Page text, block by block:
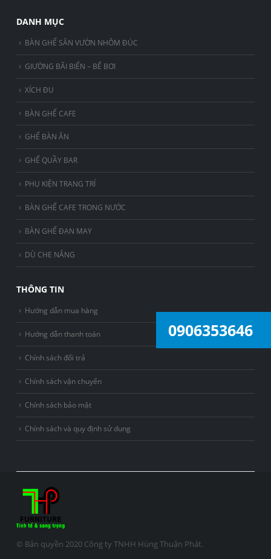
DANH MỤC
BÀN GHẾ SÂN VƯỜN NHÔM ĐÚC
GIƯỜNG BÃI BIỂN – BỂ BƠI
XÍCH ĐU
BÀN GHẾ CAFE
GHẾ BÀN ĂN
GHẾ QUẦY BAR
PHỤ KIỆN TRANG TRÍ
BÀN GHẾ CAFE TRONG NƯỚC
BÀN GHẾ ĐAN MAY
DÙ CHE NẮNG
THÔNG TIN
Hướng dẫn mua hàng
Hướng dẫn thanh toán
Chính sách đổi trả
Chính sách vận chuyển
Chính sách bảo mật
Chính sách và quy định sử dụng
© Bản quyền 2020 Công ty TNHH Hùng Thuận Phát.
0906353646